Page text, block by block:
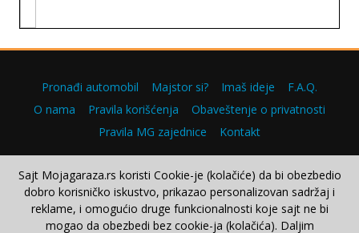
Pronađi automobil Majstor si? Imaš ideje
F.A.Q.
O nama
Pravila korišćenja
Obaveštenje o privatnosti
Pravila MG zajednice
Kontakt
Copyright © 2000–2026.
Sajt Mojagaraza.rs koristi Cookie-je (kolačiće) da bi obezbedio
dobro korisničko iskustvo, prikazao personalizovan sadržaj i
reklame, i omogućio druge funkcionalnosti koje sajt ne bi
mogao da obezbedi bez cookie-ja (kolačića). Daljim